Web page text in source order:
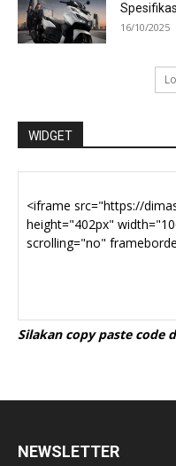
16/10/2025
WIDGET
Silakan copy paste code
NEWSLETTER